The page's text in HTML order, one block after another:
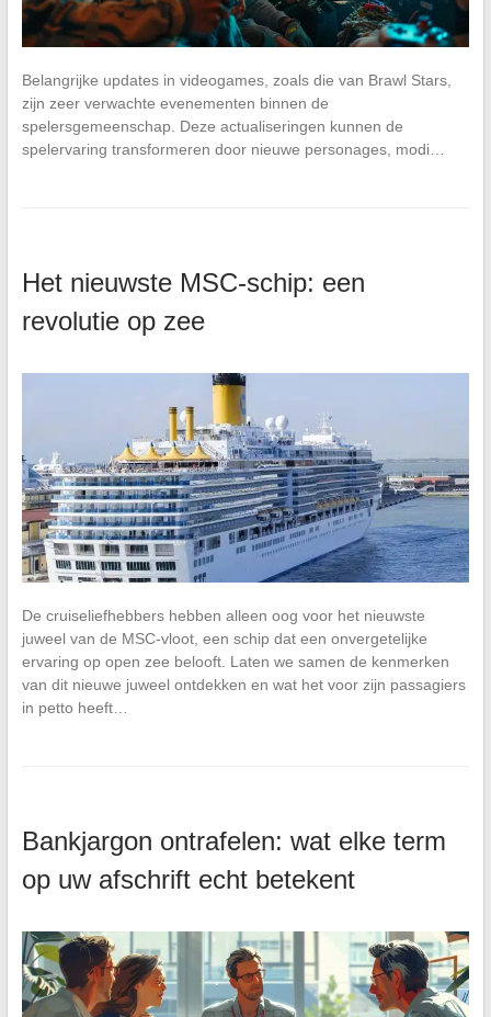
Belangrijke updates in videogames, zoals die van Brawl Stars,
zijn zeer verwachte evenementen binnen de
spelersgemeenschap. Deze actualiseringen kunnen de
spelervaring transformeren door nieuwe personages, modi…
Het nieuwste MSC-schip: een
revolutie op zee
De cruiseliefhebbers hebben alleen oog voor het nieuwste
juweel van de MSC-vloot, een schip dat een onvergetelijke
ervaring op open zee belooft. Laten we samen de kenmerken
van dit nieuwe juweel ontdekken en wat het voor zijn passagiers
in petto heeft…
Bankjargon ontrafelen: wat elke term
op uw afschrift echt betekent